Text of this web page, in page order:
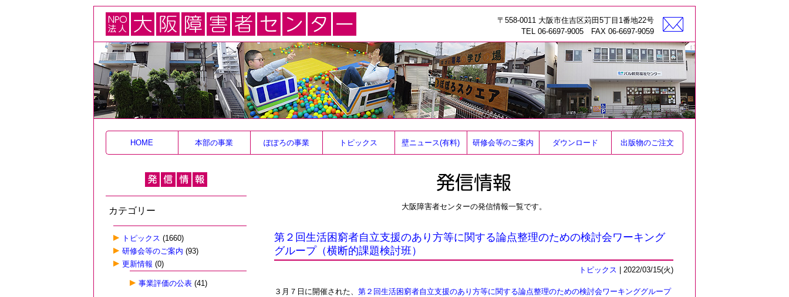
〒558-0011 大阪市住吉区苅田5丁目1番地22号
TEL 06-6697-9005 FAX 06-6697-9059
HOME 本部の事業 ぽぽろの事業 トピックス 壁ニュース(有料) 研修会等のご案内 ダウンロード 出版物のご注文
カテゴリー
トピックス (1660)
研修会等のご案内 (93)
更新情報 (0)
事業評価の公表 (41)
大阪障害者センターの発信情報一覧です。
第２回生活困窮者自立支援のあり方等に関する論点整理のための検討会ワーキング
グループ（横断的課題検討班）
トピックス | 2022/03/15(火)
３月７日に開催された、 第２回生活困窮者自立支援のあり方等に関する論点整理のための検討会ワーキンググループ